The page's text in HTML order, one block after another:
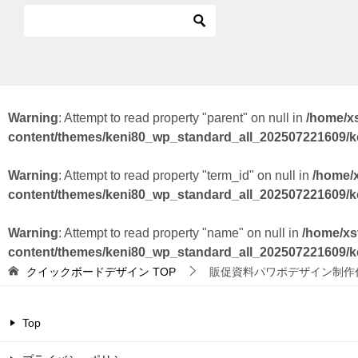
Warning: Attempt to read property "parent" on null in /home/
content/themes/keni80_wp_standard_all_202507221609/
Warning: Attempt to read property "term_id" on null in /home/
content/themes/keni80_wp_standard_all_202507221609/
Warning: Attempt to read property "name" on null in /home/
content/themes/keni80_wp_standard_all_202507221609/
クイックボードデザイン TOP 販促資料パワポデザイン制作
Top